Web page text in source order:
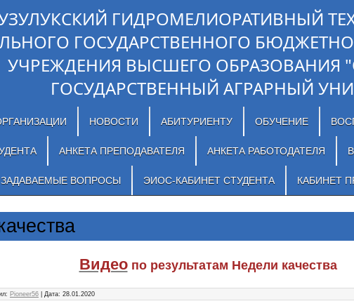
ГИДРОМЕЛИОРАТИВНЫЙ
ГОСУДАРСТВЕННОГО
УЧРЕЖДЕНИЯ ВЫСШЕГО ОБРАЗОВАНИЯ
ГОСУДАРСТВЕННЫЙ АГРАРНЫЙ
НОВОСТИ АБИТУРИЕНТУ ОБУЧЕНИЕ
АНКЕТА ПРЕПОДАВАТЕЛЯ АНКЕТА РАБОТОДАТЕЛЯ
ЗАДАВАЕМЫЕ ВОПРОСЫ ЭИОС-КАБИНЕТ СТУДЕНТА КАБИНЕТ
Видеопо результатам Недели качества
Pioneer56 | Дата: 28.01.2020